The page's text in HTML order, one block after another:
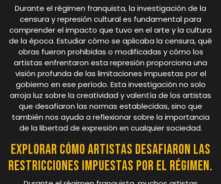
Durante el régimen franquista, la investigación de la
censura y represión cultural es fundamental para
comprender el impacto que tuvo en el arte y la cultura
de la época. Estudiar cómo se aplicaba la censura, qué
obras fueron prohibidas o modificadas y cómo los
artistas enfrentaron esta represión proporciona una
visión profunda de las limitaciones impuestas por el
gobierno en ese período. Esta investigación no solo
arroja luz sobre la creatividad y valentía de los artistas
que desafiaron las normas establecidas, sino que
también nos ayuda a reflexionar sobre la importancia
de la libertad de expresión en cualquier sociedad.
Explorar cómo artistas desafiaron las
restricciones impuestas por el régimen.